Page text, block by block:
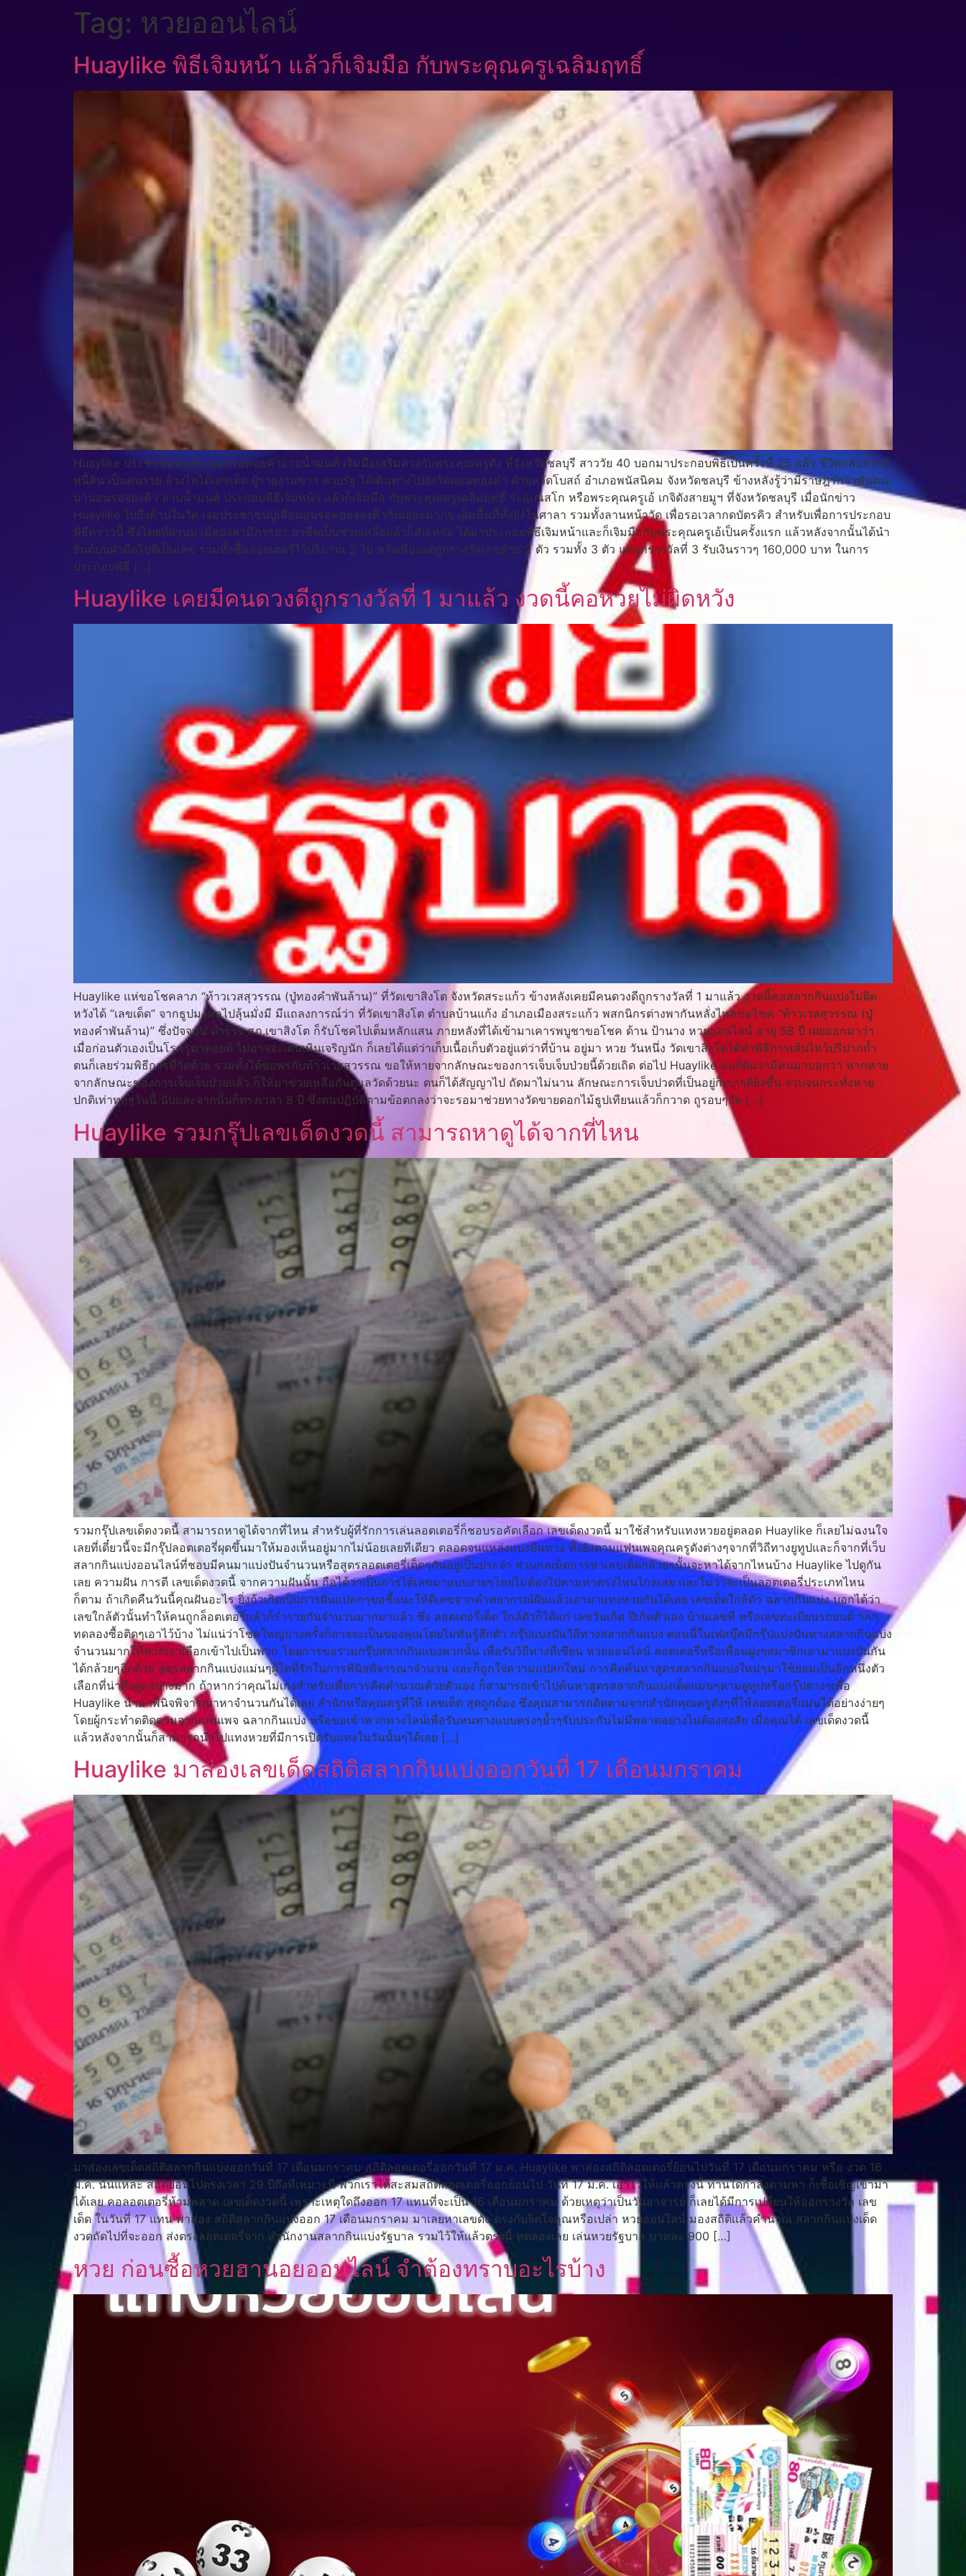
Tag: หวยออนไลน์
Huaylike พิธีเจิมหน้า แล้วก็เจิมมือ กับพระคุณครูเฉลิมฤทธิ์
Huaylike ประชาชนนับพัน นอนรอคอยคิวอาบน้ำมนต์ เจิมมือเสริมดวงกับพระคุณครูดัง ที่จังหวัดชลบุรี สาววัย 40 บอกมาประกอบพิธีเป็นครั้งที่ 25 แล้ว ชีวิตกลับจากมี
หนี้สิน เป็นคนรวย ล้วงไหได้เลขเด็ด ผู้รายงานข่าว หวยรัฐ ได้เดินทางไปยังวัดดอนทองคำ ตำบลวัดโบสถ์ อำเภอพนัสนิคม จังหวัดชลบุรี ข้างหลังรู้ว่ามีราษฎรกว่าพันคน
มานอนรอจองคิว อาบน้ำมนต์ ประกอบพิธีเจิมหน้า แล้วก็เจิมมือ กับพระคุณครูเฉลิมฤทธิ์ ระอุเณสโก หรือพระคุณครูเอ้ เกจิดังสายมูฯ ที่จังหวัดชลบุรี เมื่อนักข่าว
Huaylike ไปถึงด้านในวัด เจอประชาชนปูเสื่อนอนรอคอยจองคิวกันเยอะมากๆ เต็มพื้นที่ทั้งยังในศาลา รวมทั้งลานหน้าวัด เพื่อรอเวลากดบัตรคิว สำหรับเพื่อการประกอบ
พิธีคราวนี้ ซึ่งโดยที่ผ่านมามีสองสามีภรรยา อาชีพเป็นช่วยเหลือแล้วก็สัปเหร่อ ได้มาประกอบพิธีเจิมหน้าและก็เจิมมือกับพระคุณครูเอ้เป็นครั้งแรก แล้วหลังจากนั้นได้นำ
ยันต์บนฝ่ามือไปตีเป็นเลข รวมทั้งซื้อลอตเตอรี่ไว้ปริมาณ 2 ใบ หวังเพียงแต่ถูกรางวัลเลขท้าย 2 ตัว รวมทั้ง 3 ตัว แต่ถูกรางวัลที่ 3 รับเงินราวๆ 160,000 บาท ในการ
ประกอบพิธี […]
Huaylike เคยมีคนดวงดีถูกรางวัลที่ 1 มาแล้ว งวดนี้คอหวยไม่ผิดหวัง
Huaylike แห่ขอโชคลาภ “ท้าวเวสสุวรรณ (ปู่ทองคำพันล้าน)” ที่วัดเขาสิงโต จังหวัดสระแก้ว ข้างหลังเคยมีคนดวงดีถูกรางวัลที่ 1 มาแล้ว งวดนี้คอสลากกินแบ่งไม่ผิด
หวังได้ “เลขเด็ด” จากธูปมงคลไปลุ้นมั่งมี มีแถลงการณ์ว่า ที่วัดเขาสิงโต ตำบลบ้านแก้ง อำเภอเมืองสระแก้ว พสกนิกรต่างพากันหลั่งไหลขอโชค “ท้าวเวสสุวรรณ (ปู่
ทองคำพันล้าน)” ซึ่งปัจจุบัน ตำรวจ สภ.เขาสิงโต ก็รับโชคไปเต็มหลักแสน ภายหลังที่ได้เข้ามาเคารพบูชาขอโชค ด้าน ป้านาง หวยออนไลน์ อายุ 58 ปี เผยออกมาว่า
เมื่อก่อนตัวเองเป็นโรครูมาตอยด์ ไม่อาจจะเดินเหินเจริญนัก ก็เลยได้แต่ว่าเก็บเนื้อเก็บตัวอยู่แต่ว่าที่บ้าน อยู่มา หวย วันหนึ่ง วัดเขาสิงโตได้ทำพิธีการเส้นไหว้ปริปากถ้ำ
ตนก็เลยร่วมพิธีการที่วัดด้วย รวมทั้งได้ขอพรกับท้าวเวสสุวรรณ ขอให้หายจากลักษณะของการเจ็บเจ็บป่วยนี้ด้วยเถิด ต่อไป Huaylike ตนก็ฝันว่ามีคนมาบอกว่า หากหาย
จากลักษณะของการเจ็บเจ็บป่วยแล้ว ก็ให้มาช่วยเหลือกันดูแลวัดด้วยนะ ตนก็ได้สัญญาไป ถัดมาไม่นาน ลักษณะการเจ็บปวดที่เป็นอยู่ก็เบาๆดียิ่งขึ้น จวบจนกระทั่งหาย
ปกติเท่าทุกๆวันนี้ นับและจากนั้นก็ตรงเวลา 8 ปี ซึ่งตนปฏิบัติตามข้อตกลงว่าจะรอมาช่วยทางวัดขายดอกไม้ธูปเทียนแล้วก็กวาด ถูรอบๆวัด […]
Huaylike รวมกรุ๊ปเลขเด็ดงวดนี้ สามารถหาดูได้จากที่ไหน
รวมกรุ๊ปเลขเด็ดงวดนี้ สามารถหาดูได้จากที่ไหน สำหรับผู้ที่รักการเล่นลอตเตอรี่ก็ชอบรอคัดเลือก เลขเด็ดงวดนี้ มาใช้สำหรับแทงหวยอยู่ตลอด Huaylike ก็เลยไม่ฉงนใจ
เลยที่เดี๋ยวนี้จะมีกรุ๊ปลอตเตอรี่ผุดขึ้นมาให้มองเห็นอยู่มากไม่น้อยเลยทีเดียว ตลอดจนแหล่งแบ่งปันทาง ทั้งยังตามแฟนเพจคุณครูดังต่างๆจากที่วิถีทางยูทูปและก็จากที่เว็บ
สลากกินแบ่งออนไลน์ที่ชอบมีคนมาแบ่งปันจำนวนหรือสูตรลอตเตอรี่เด็ดๆกันอยู่เป็นประจำ ส่วนกลเม็ดการหาเลขเด็ดกล้วยๆนั้นจะหาได้จากไหนบ้าง Huaylike ไปดูกัน
เลย ความฝัน การตี เลขเด็ดงวดนี้ จากความฝันนั้น ถือได้ว่าเป็นการได้เลขมาแบบง่ายๆโดยไม่ต้องไปตามหาตรงไหนไกลเลย และไม่ว่าจะเป็นลอตเตอรี่ประเภทไหน
ก็ตาม ถ้าเกิดคืนวันนี้คุณฝันอะไร ยิ่งถ้าเกิดเป็นการฝันแปลกๆขอชี้แนะให้ตีเลขจากคำพยากรณ์ฝันแล้วเอามาแทงหวยกันได้เลย เลขเด็ดใกล้ตัว ฉลากกินแบ่ง บอกได้ว่า
เลขใกล้ตัวนั้นทำให้คนถูกล็อตเตอรี่แล้วก็ร่ำรวยกันจำนวนมากมาแล้ว ซึ่ง ลอตเตอรี่เด็ด ใกล้ตัวก็ได้แก่ เลขวันเกิด ปีเกิดตัวเอง บ้านเลขที่ หรือเลขทะเบียนรถยนต์ ฯลฯ
ทดลองซื้อติดๆเอาไว้บ้าง ไม่แน่ว่าโชคใหญ่บางครั้งก็อาจจะเป็นของคุณโดยไม่ทันรู้สึกตัว กรุ๊ปแบ่งปันวิถีทางสลากกินแบ่ง ตอนนี้ในเฟสบุ๊คมีกรุ๊ปแบ่งปันทางสลากกินแบ่ง
จำนวนมากให้พวกเราเลือกเข้าไปเป็นพวก โดยการขอร่วมกรุ๊ปสลากกินแบ่งพวกนั้น เพื่อรับวิถีทางที่เซียน หวยออนไลน์ ลอตเตอรี่หรือเพื่อนฝูงๆสมาชิกเอามาแบ่งปันกัน
ได้กล้วยๆอีกด้วย สูตรสลากกินแบ่งแม่นๆผู้ใดที่รักในการพินิจพิจารณาจำนวน และก็ถูกใจความแปลกใหม่ การคิดค้นหาสูตรสลากกินแบ่งใหม่ๆมาใช้ย่อมเป็นอีกหนึ่งตัว
เลือกที่น่าดึงดูดอย่างมาก ถ้าหากว่าคุณไม่เก่งสำหรับเพื่อการคิดคำนวณด้วยตัวเอง ก็สามารถเข้าไปค้นหาสูตรสลากกินแบ่งเด็ดแม่นๆตามยูทูปหรือกรุ๊ปต่างๆเพื่อ
Huaylike นำมาพินิจพิจารณาหาจำนวนกันได้เลย สำนักหรือคุณครูที่ให้ เลขเด็ด สุดถูกต้อง ซึ่งคุณสามารถติดตามจากสำนักคุณครูดังๆที่ให้ลอตเตอรี่แม่นได้อย่างง่ายๆ
โดยผู้กระทำดติดตามจากแฟนเพจ ฉลากกินแบ่ง หรือขอเข้าพวกทางไลน์เพื่อรับหนทางแบบตรงๆย้ำๆรับประกันไม่มีพลาดอย่างไม่ต้องสงสัย เมื่อคุณได้ เลขเด็ดงวดนี้
แล้วหลังจากนั้นก็สามารถนำไปแทงหวยที่มีการเปิดรับแทงในวันนั้นๆได้เลย […]
Huaylike มาส่องเลขเด็ดสถิติสลากกินแบ่งออกวันที่ 17 เดือนมกราคม
มาส่องเลขเด็ดสถิติสลากกินแบ่งออกวันที่ 17 เดือนมกราคม สถิติลอตเตอรี่ออกวันที่ 17 ม.ค. Huaylike พาส่องสถิติลอตเตอรี่ย้อนไปวันที่ 17 เดือนมกราคม หรือ งวด 16
ม.ค. นั่นแหละ สถิติย้อนไปตรงเวลา 29 ปีถึงที่เหมาะนี่ พวกเราได้สะสมสถิติลอตเตอรี่ออกย้อนไป วันที่ 17 ม.ค. เอาไว้ให้เเล้วตรงนี้ ท่านใดกำลังตามหา ก็เชื้อเชิญเข้ามา
ได้เลย คอลอตเตอรี่ห้ามพลาด เลขเด็ดงวดนี้ เพราะเหตุใดถึงออก 17 แทนที่จะเป็น 16 เดือนมกราคม ด้วยเหตุว่าเป็นวันอาจารย์ ก็เลยได้มีการเปลี่ยนให้ออกรางวัล เลข
เด็ด ในวันที่ 17 แทน พาส่อง สถิติสลากกินแบ่งออก 17 เดือนมกราคม มาเลยหาเลขดัง ตรงกับจิตใจคุณหรือเปล่า หวยออนไลน์ มองสถิติเเล้วคำนวณ สลากกินแบ่งเด็ด
งวดถัดไปที่จะออก ส่งตรงลอตเตอรี่จาก สำนักงานสลากกินแบ่งรัฐบาล รวมไว้ให้เเล้วตรงนี้ ทดลองเลย เล่นหวยรัฐบาล บาทละ 900 […]
หวย ก่อนซื้อหวยฮานอยออนไลน์ จำต้องทราบอะไรบ้าง